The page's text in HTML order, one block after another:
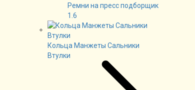
Ремни на пресс подборщик
1.6
Кольца Манжеты Сальники
Втулки